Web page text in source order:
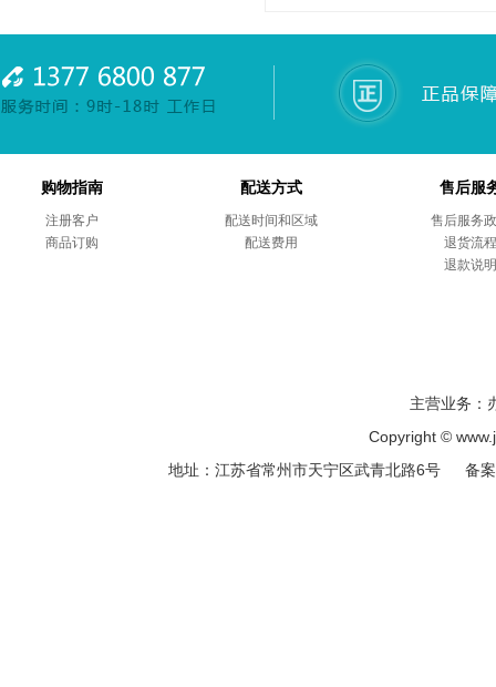
购物指南
注册客户
商品订购
配送方式
配送时间和区域
配送费用
售后服
售后服务
退货流程
退款说明
主营业务：
Copyright ©
地址：江苏省常州市天宁区武青北路6号 备